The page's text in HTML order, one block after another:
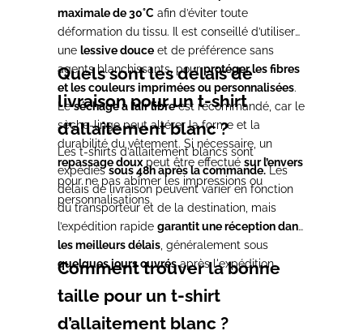
maximale de 30°C afin d’éviter toute
déformation du tissu. Il est conseillé d’utiliser
une lessive douce et de préférence sans
agents blanchissants, pourprotéger les fibres
et les couleurs imprimées ou personnalisées.
Leséchage à l’air libreest recommandé, car le
sèche-linge peut altérer la forme et la
durabilité du vêtement. Si nécessaire, un
repassage douxpeut être effectué sur l’envers
pour ne pas abîmer les impressions ou
personnalisations.
Quels sont les délais de
livraison pour un t-shirt
d’allaitement blanc ?
Les t-shirts d’allaitement blancs sont
expédiéssous 48h après la commande.Les
délais de livraison peuvent varier en fonction
du transporteur et de la destination, mais
l’expédition rapide garantit une réception dans
les meilleurs délais, généralement sous
quelques jours ouvrésaprès l'expédition.
Comment trouver la bonne
taille pour un t-shirt
d’allaitement blanc ?